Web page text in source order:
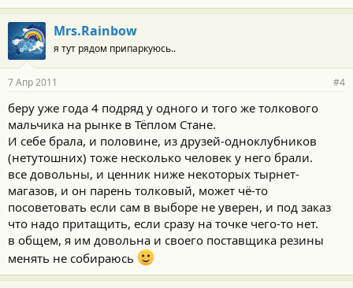
Mrs.Rainbow
я тут рядом припаркуюсь..
7 Апр 2011 #4
беру уже года 4 подряд у одного и того же толкового
мальчика на рынке в Тёплом Стане.
И себе брала, и половине, из друзей-одноклубников
(нетутошних) тоже несколько человек у него брали.
все довольны, и ценник ниже некоторых тырнет-
магазов, и он парень толковый, может чё-то
посоветовать если сам в выборе не уверен, и под заказ
что надо притащить, если сразу на точке чего-то нет.
в общем, я им довольна и своего поставщика резины
менять не собираюсь